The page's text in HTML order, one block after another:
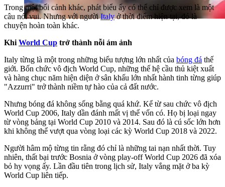
Trong một bối cảnh khác, phát biểu ấy có thể chỉ được xem là một
câu nói vui. Nhưng với người Italy ở thời điểm hiện tại, đó là
chuyện hoàn toàn khác.
Khi World Cup trở thành nỗi ám ảnh
Italy từng là một trong những biểu tượng lớn nhất của bóng đá thế
giới. Bốn chức vô địch World Cup, những thế hệ cầu thủ kiệt xuất
và hàng chục năm hiện diện ở sân khấu lớn nhất hành tinh từng giúp
"Azzurri" trở thành niềm tự hào của cả đất nước.
Nhưng bóng đá không sống bằng quá khứ. Kể từ sau chức vô địch
World Cup 2006, Italy dần đánh mất vị thế vốn có. Họ bị loại ngay
từ vòng bảng tại World Cup 2010 và 2014. Sau đó là cú sốc lớn hơn
khi không thể vượt qua vòng loại các kỳ World Cup 2018 và 2022.
Người hâm mộ từng tin rằng đó chỉ là những tai nạn nhất thời. Tuy
nhiên, thất bại trước Bosnia ở vòng play-off World Cup 2026 đã xóa
bỏ hy vọng ấy. Lần đầu tiên trong lịch sử, Italy vắng mặt ở ba kỳ
World Cup liên tiếp.